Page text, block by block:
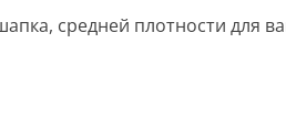
средней плотности для